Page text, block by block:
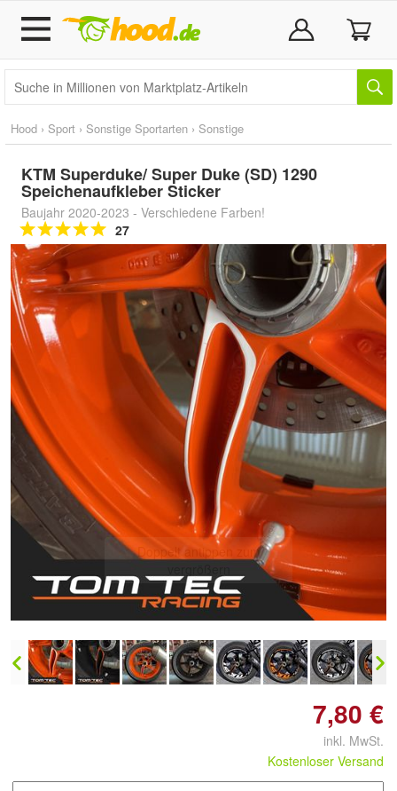
Hood › Sport › Sonstige Sportarten › Sonstige
KTM Superduke/ Super Duke (SD) 1290
Speichenaufkleber Sticker
Baujahr 2020-2023 - Verschiedene Farben!
27
Doppelt antippen zum
7,80 €
inkl. MwSt.
Kostenloser Versand